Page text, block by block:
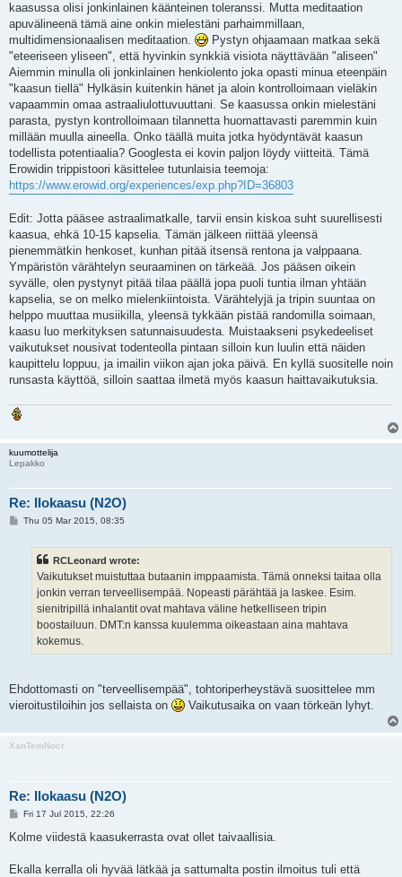
kaasussa olisi jonkinlainen käänteinen toleranssi. Mutta meditaation
apuvälineenä tämä aine onkin mielestäni parhaimmillaan,
multidimensionaalisen meditaation.
Pystyn ohjaamaan matkaa sekä
"eteeriseen yliseen", että hyvinkin synkkiä visiota näyttävään "aliseen"
Aiemmin minulla oli jonkinlainen henkiolento joka opasti minua eteenpäin
"kaasun tiellä" Hylkäsin kuitenkin hänet ja aloin kontrolloimaan vieläkin
vapaammin omaa astraaliulottuvuuttani. Se kaasussa onkin mielestäni
parasta, pystyn kontrolloimaan tilannetta huomattavasti paremmin kuin
millään muulla aineella. Onko täällä muita jotka hyödyntävät kaasun
todellista potentiaalia? Googlesta ei kovin paljon löydy viitteitä. Tämä
Erowidin trippistoori käsittelee tutunlaisia teemoja:
https://www.erowid.org/experiences/exp.php?ID=36803
Edit: Jotta pääsee astraalimatkalle, tarvii ensin kiskoa suht suurellisesti
kaasua, ehkä 10-15 kapselia. Tämän jälkeen riittää yleensä
pienemmätkin henkoset, kunhan pitää itsensä rentona ja valppaana.
Ympäristön värähtelyn seuraaminen on tärkeää. Jos pääsen oikein
syvälle, olen pystynyt pitää tilaa päällä jopa puoli tuntia ilman yhtään
kapselia, se on melko mielenkiintoista. Värähtelyjä ja tripin suuntaa on
helppo muuttaa musiikilla, yleensä tykkään pistää randomilla soimaan,
kaasu luo merkityksen satunnaisuudesta. Muistaakseni psykedeeliset
vaikutukset nousivat todenteolla pintaan silloin kun luulin että näiden
kaupittelu loppuu, ja imailin viikon ajan joka päivä. En kyllä suositelle noin
runsasta käyttöä, silloin saattaa ilmetä myös kaasun haittavaikutuksia.
kuumottelija
Lepakko
Re: Ilokaasu (N2O)
PThu 05 Mar 2015, 08:35
RCLeonard wrote:
Vaikutukset muistuttaa butaanin imppaamista. Tämä onneksi taitaa olla
jonkin verran terveellisempää. Nopeasti pärähtää ja laskee. Esim.
sienitripillä inhalantit ovat mahtava väline hetkelliseen tripin
boostailuun. DMT:n kanssa kuulemma oikeastaan aina mahtava
kokemus.
Ehdottomasti on "terveellisempää", tohtoriperheystävä suosittelee mm
vieroitustiloihin jos sellaista on
Vaikutusaika on vaan törkeän lyhyt.
XanTemNoct
Re: Ilokaasu (N2O)
P
s
Fri 17 Jul 2015, 22:26
Kolme viidestä kaasukerrasta ovat ollet taivaallisia.
Ekalla kerralla oli hyvää lätkää ja sattumalta postin ilmoitus tuli että